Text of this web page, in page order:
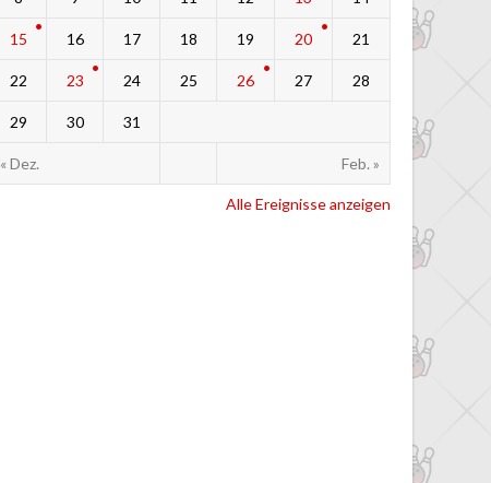
« Dez. Feb. »
15 16 17 18 19 20 21
22 23 24 25 26 27 28
29 30 31
Alle Ereignisse anzeigen